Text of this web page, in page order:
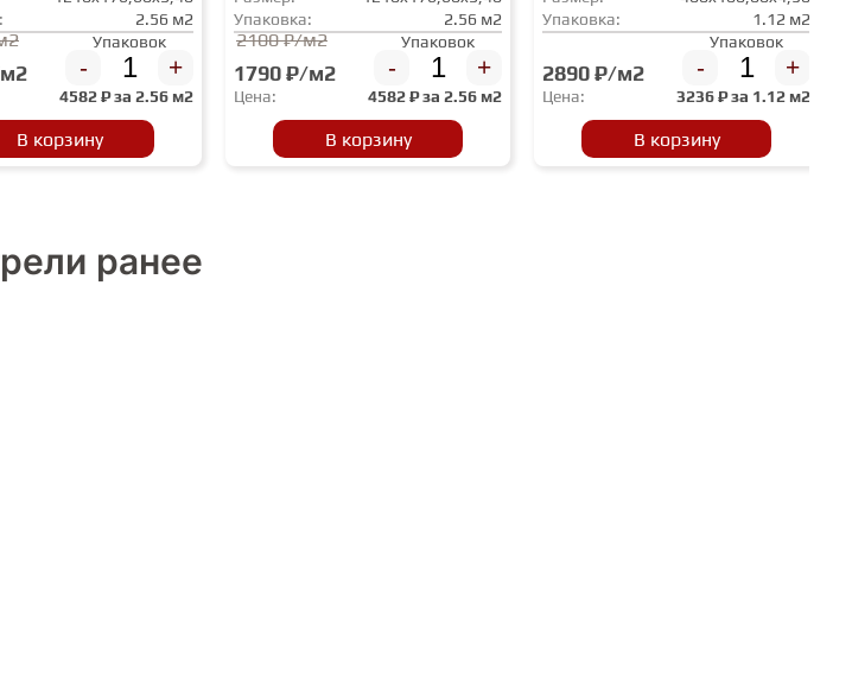
2.56 м2
Упаковок
- +
4582₽ за 2.56 м2
В корзину
Упаковка:
2.56 м2
2100 ₽/м2
1790 ₽/м2
Упаковок
- +
Цена: 4582₽ за 2.56 м2
В корзину
Упаковка:
1.12 м2
2890 ₽/м2
Упаковок
- +
Цена: 3236₽ за 1.12 м2
В корзину
ранее